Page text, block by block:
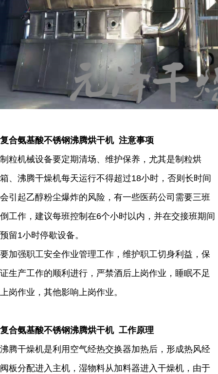
复合氨基酸不锈钢沸腾烘干机 注意事项
制粒机械设备要定期清场、维护保养，尤其是制粒烘
箱、沸腾干燥机每天运行不得超过18小时，否则长时间
会引起乙醇粉尘爆炸的风险，有一些医药公司需要三班
倒工作，建议每班控制在6个小时以内，并在交接班期间
预留1小时停歇设备。
要加强职工安全作业管理工作，维护职工切身利益，保
证生产工作的顺利进行，严禁酒后上岗作业，睡眠不足
上岗作业，其他影响上岗作业。
复合氨基酸不锈钢沸腾烘干机 工作原理
沸腾干燥机是利用空气经热交换器加热后，形成热风经
阀板分配进入主机，湿物料从加料器进入干燥机，由于